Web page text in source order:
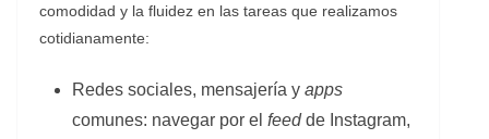
comodidad y la fluidez en las tareas que realizamos
cotidianamente:
Redes sociales, mensajería y apps
comunes: navegar por el feedde Instagram,